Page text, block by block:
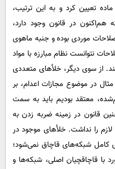
تعیین کرد و به این ترتیب،
هم‌اکنون در قانون وجود دارد،
موردی بوده و جنبه ماهوی
نتوانست نظام مبارزه با مواد
از سوی دیگر، خلأهای متعددی
در موضوع مجازات اعدام، بر
معتقد بودیم باید به سمت
قانون در زمینه ضربه زدن به
را نداشت. خلأهای موجود در
کامل شبکه‌های قاچاق نمی‌شود؛
با قاچاقچیان اصلی، شبکه‌ها و